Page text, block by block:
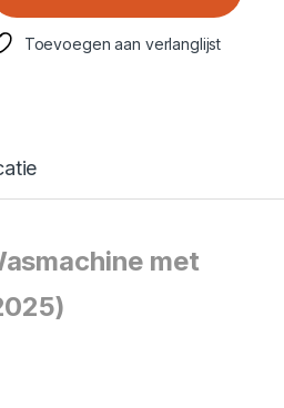
Toevoegen aan verlanglijst
met